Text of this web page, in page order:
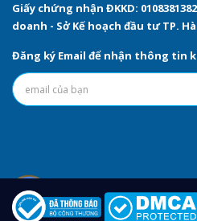
Giấy chứng nhận ĐKKD:
doanh - Sở Kế hoạch đầu tư TP.
Đăng ký Email để nhận thông tin